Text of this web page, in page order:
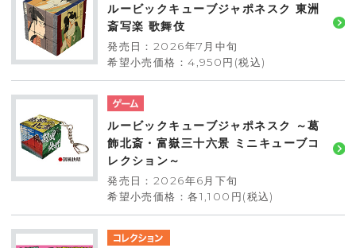
ルービックキューブジャポネスク 東洲
斎写楽 歌舞伎
発売日：2026年7月中旬
希望小売価格：4,950円(税込)
ルービックキューブジャポネスク ～葛
飾北斎・富嶽三十六景 ミニキューブコ
レクション～
発売日：2026年6月下旬
希望小売価格：各1,100円(税込)